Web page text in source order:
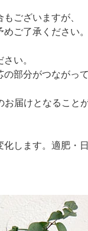
ございますが、
ご了承ください。
い。
部分がつながっ
届けとなることが
します。適肥・